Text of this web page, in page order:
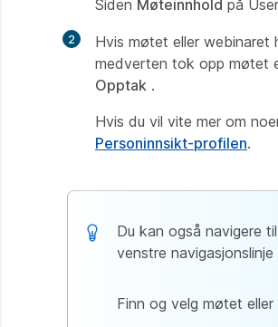
Siden Møteinnhold på
2 Hvis møtet eller
medverten tok opp møtet
Opptak .
Hvis du vil vite mer om
Personinnsikt-profilen.
Du kan også navigere
venstre
Finn og velg møtet